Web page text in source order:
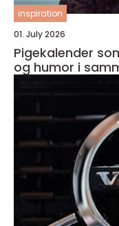
inspiration
01. July 2026
Pigekalender
og humor i